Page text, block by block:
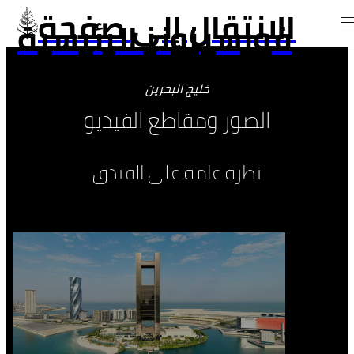
الانتقال إلى صفحة
فورسيزونز الرئيسية
خليج البحرين
الصور ومقاطع الفيديو
نظرة عامة على الفندق